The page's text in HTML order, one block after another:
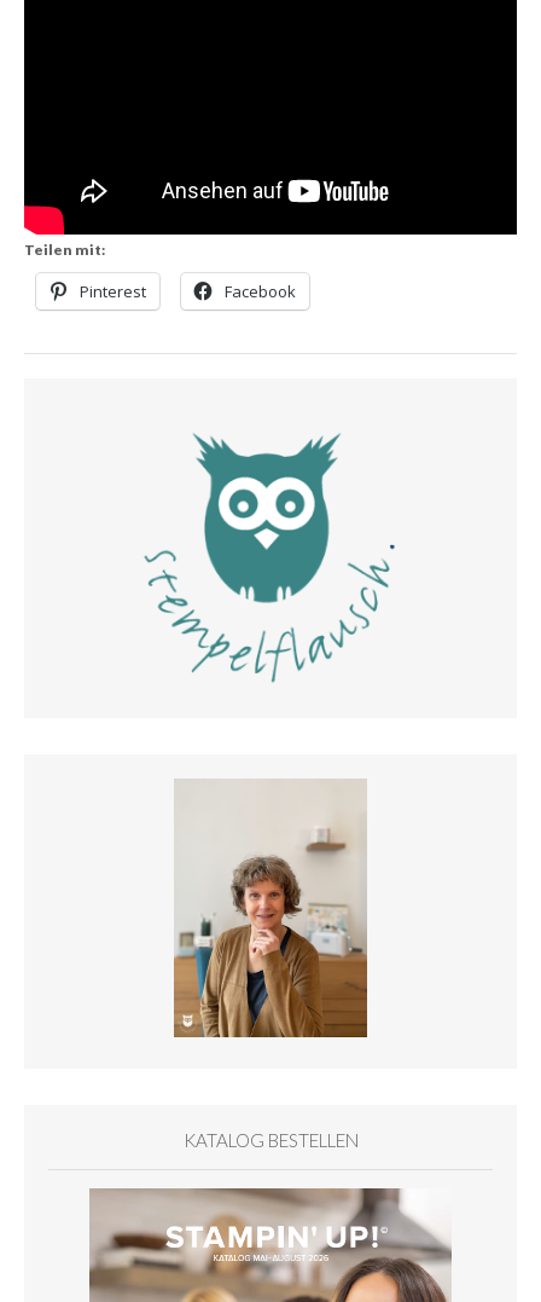
Teilen mit:
Pinterest Facebook
KATALOG BESTELLEN